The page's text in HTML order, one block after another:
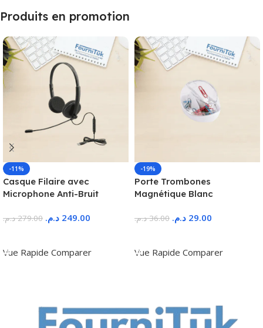
Produits en promotion
-11%
Casque Filaire avec
Microphone Anti-Bruit
279.00 د.م. 249.00 د.م.
Vue Rapide Comparer
-19%
Porte Trombones
Magnétique Blanc
36.00 د.م. 29.00 د.م.
Vue Rapide Comparer